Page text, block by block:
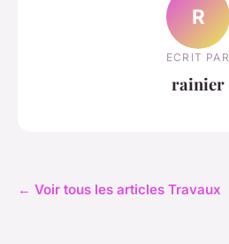
R
ECRIT PAR
rainier
← Voir tous les articles Travaux